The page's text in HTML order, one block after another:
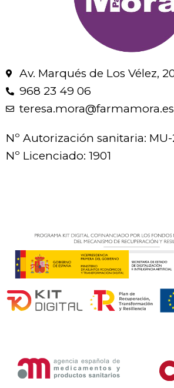
Av. Marqués de Los Vélez,
968 23 49 06
teresa.mora@farmamora.es
Nº Autorización sanitaria:
Nº Licenciado: 1901